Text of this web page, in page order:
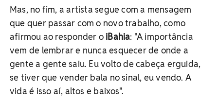
Mas, no fim, a artista segue com a mensagem
que quer passar com o novo trabalho, como
afirmou ao responder o iBahia: "A importância
vem de lembrar e nunca esquecer de onde a
gente a gente saiu. Eu volto de cabeça erguida,
se tiver que vender bala no sinal, eu vendo. A
vida é isso aí, altos e baixos".